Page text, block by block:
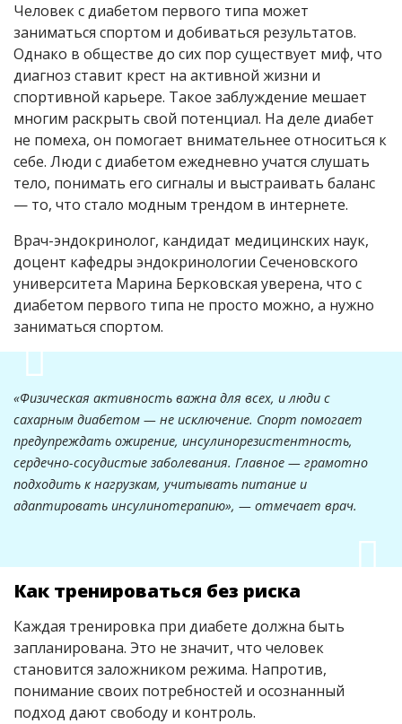
Человек с диабетом первого типа может
заниматься спортом и добиваться результатов.
Однако в обществе до сих пор существует миф, что
диагноз ставит крест на активной жизни и
спортивной карьере. Такое заблуждение мешает
многим раскрыть свой потенциал. На деле диабет
не помеха, он помогает внимательнее относиться к
себе. Люди с диабетом ежедневно учатся слушать
тело, понимать его сигналы и выстраивать баланс
— то, что стало модным трендом в интернете.
Врач-эндокринолог, кандидат медицинских наук,
доцент кафедры эндокринологии Сеченовского
университета Марина Берковская уверена, что с
диабетом первого типа не просто можно, а нужно
заниматься спортом.
«Физическая активность важна для всех, и люди с
сахарным диабетом — не исключение. Спорт помогает
предупреждать ожирение, инсулинорезистентность,
сердечно-сосудистые заболевания. Главное — грамотно
подходить к нагрузкам, учитывать питание и
адаптировать инсулинотерапию», — отмечает врач.
Как тренироваться без риска
Каждая тренировка при диабете должна быть
запланирована. Это не значит, что человек
становится заложником режима. Напротив,
понимание своих потребностей и осознанный
подход дают свободу и контроль.